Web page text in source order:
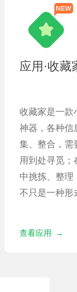
应用·收藏
收藏家是一款
神器，各种信
集、整合，需
用到处寻觅；
中挑拣、整理
不只是一种形
查看应用 →